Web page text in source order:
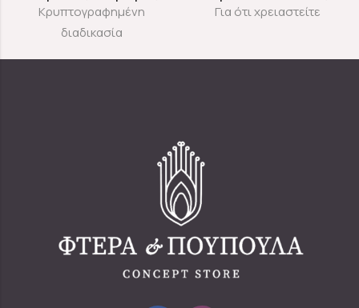
Κρυπτογραφημένη
διαδικασία
Για ότι χρειαστείτε